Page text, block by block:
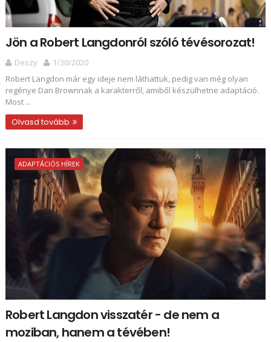
Jön a Robert Langdonról szóló tévésorozat!
Deszy
1/30/2020
Robert Langdon már egy ideje nem láthattuk, pedig van még olyan
regénye Dan Brownnak a karakterről, amiből készülhetne adaptáció.
Most ...
Olvasd tovább
ADAPTÁCIÓS HÍREK
Robert Langdon visszatér - de nem a
moziban, hanem a tévében!